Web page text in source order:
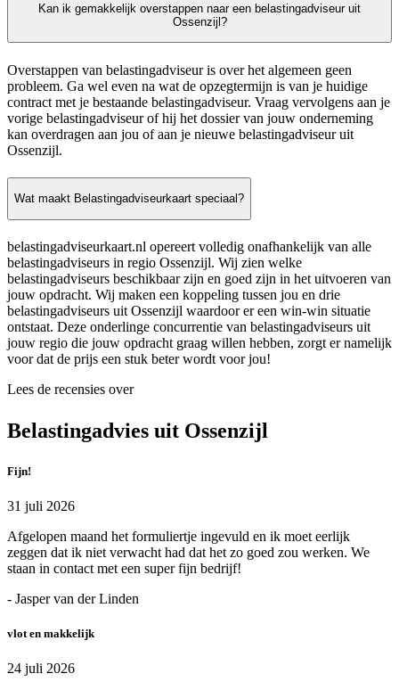
Kan ik gemakkelijk overstappen naar een belastingadviseur uit
Ossenzijl?
Overstappen van belastingadviseur is over het algemeen geen
probleem. Ga wel even na wat de opzegtermijn is van je huidige
contract met je bestaande belastingadviseur. Vraag vervolgens aan je
vorige belastingadviseur of hij het dossier van jouw onderneming
kan overdragen aan jou of aan je nieuwe belastingadviseur uit
Ossenzijl.
Wat maakt Belastingadviseurkaart speciaal?
belastingadviseurkaart.nl opereert volledig onafhankelijk van alle
belastingadviseurs in regio Ossenzijl. Wij zien welke
belastingadviseurs beschikbaar zijn en goed zijn in het uitvoeren van
jouw opdracht. Wij maken een koppeling tussen jou en drie
belastingadviseurs uit Ossenzijl waardoor er een win-win situatie
ontstaat. Deze onderlinge concurrentie van belastingadviseurs uit
jouw regio die jouw opdracht graag willen hebben, zorgt er namelijk
voor dat de prijs een stuk beter wordt voor jou!
Lees de recensies over
Belastingadvies uit Ossenzijl
Fijn!
31 juli 2026
Afgelopen maand het formuliertje ingevuld en ik moet eerlijk
zeggen dat ik niet verwacht had dat het zo goed zou werken. We
staan in contact met een super fijn bedrijf!
- Jasper van der Linden
vlot en makkelijk
24 juli 2026